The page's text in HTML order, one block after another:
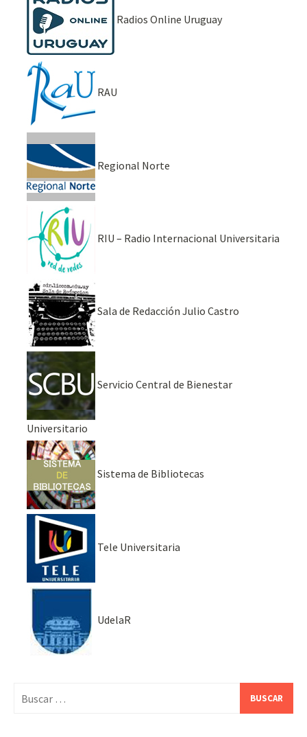
Radios Online Uruguay
RAU
Regional Norte
RIU – Radio Internacional Universitaria
Sala de Redacción Julio Castro
Servicio Central de Bienestar
Universitario
Sistema de Bibliotecas
Tele Universitaria
UdelaR